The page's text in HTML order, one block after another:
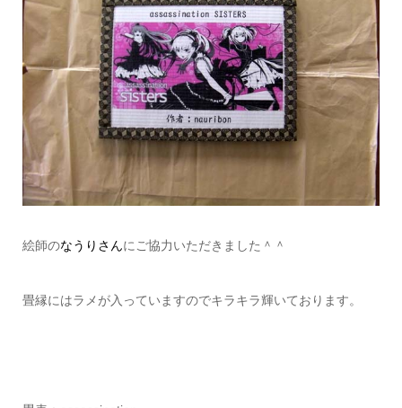
絵師のなうりさんにご協力いただきました＾＾
畳縁にはラメが入っていますのでキラキラ輝いております。